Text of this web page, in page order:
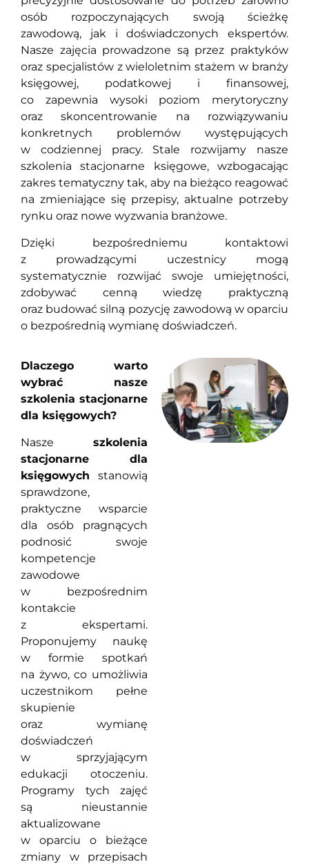
osób rozpoczynających swoją ścieżkę
zawodową, jak i doświadczonych ekspertów.
Nasze zajęcia prowadzone są przez praktyków
oraz specjalistów z wieloletnim stażem w branży
księgowej, podatkowej i finansowej,
co zapewnia wysoki poziom merytoryczny
oraz skoncentrowanie na rozwiązywaniu
konkretnych problemów występujących
w codziennej pracy. Stale rozwijamy nasze
szkolenia stacjonarne księgowe, wzbogacając
zakres tematyczny tak, aby na bieżąco reagować
na zmieniające się przepisy, aktualne potrzeby
rynku oraz nowe wyzwania branżowe.
Dzięki bezpośredniemu kontaktowi
z prowadzącymi uczestnicy mogą
systematycznie rozwijać swoje umiejętności,
zdobywać cenną wiedzę praktyczną
oraz budować silną pozycję zawodową w oparciu
o bezpośrednią wymianę doświadczeń.
Dlaczego warto
wybrać nasze
szkolenia stacjonarne
dla księgowych?
Nasze szkolenia
stacjonarne dla
księgowych stanowią
sprawdzone,
praktyczne wsparcie
dla osób pragnących
podnosić swoje
kompetencje
zawodowe
w bezpośrednim
kontakcie
z ekspertami.
Proponujemy naukę
w formie spotkań
na żywo, co umożliwia
uczestnikom pełne
skupienie
oraz wymianę
doświadczeń
w sprzyjającym
edukacji otoczeniu.
Programy tych zajęć
są nieustannie
aktualizowane
w oparciu o bieżące
zmiany w przepisach